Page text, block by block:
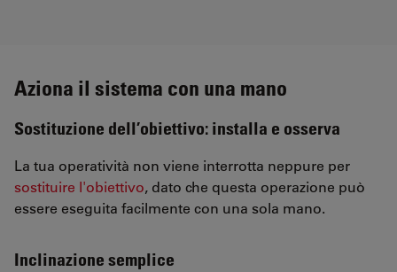
Aziona il sistema con una mano
Sostituzione dell’obiettivo: installa e osserva
La tua operatività non viene interrotta neppure per
sostituire l'obiettivo, dato che questa operazione può
essere eseguita facilmente con una sola mano.
Inclinazione semplice